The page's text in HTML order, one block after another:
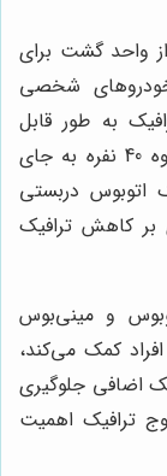
از واحد گشت برای
خودروهای شخصی
به طور قابل
توجهی کم می‌شود. تصور کنید یک گروه 40 نفره به جای
یک اتوبوس دربستی
بر کاهش ترافیک
و مینی‌بوس
کمک می‌کند،
اضافی جلوگیری
ترافیک اهمیت